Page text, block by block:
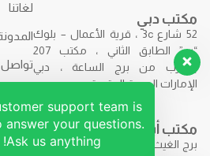
مكتب دبي
52 شارع 3c ، قرية الأعمال – بلوك
“ب” الطابق الثاني ، مكتب 207
بالقرب من برج الساعة ، دبي
الإمارات العربية المتحدة.
مكتب أبوظبي
برج الغيث – F9R7+7H2 – برج الغيث
لغاتنا
تواصل
support team is
answer your questions.
Ask us anything!